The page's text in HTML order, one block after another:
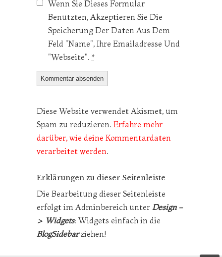
Wenn Sie Dieses Formular
Benutzten, Akzeptieren Sie Die
Speicherung Der Daten Aus Dem
Feld "Name", Ihre Emailadresse Und
"Webseite". *
Diese Website verwendet Akismet, um
Spam zu reduzieren. Erfahre mehr
darüber, wie deine Kommentardaten
verarbeitet werden.
Erklärungen zu dieser Seitenleiste
Die Bearbeitung dieser Seitenleiste
erfolgt im Adminbereich unter Design -
> Widgets: Widgets einfach in die
BlogSidebarziehen!